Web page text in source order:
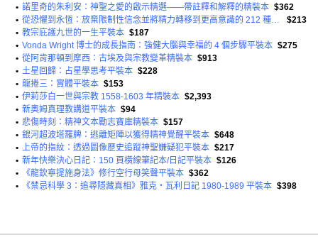
• 諾里奇的朱利安：神聖之愛的啟示精選——帶註釋和解釋的精裝本 $362
•
從恐懼到永恆：放棄限制性信念並將精力轉移到更高意識的 212 種方法生活平裝本
$213
• 教宗庇護九世的一生平裝本 $187
• Vonda Wright 博士的成長指南：強健大腦與幸福的 4 個步驟平裝本 $275
• 從阿肯那頓到摩西：古埃及與宗教變革精裝本 $913
• 土星回歸：占星學思考平裝本 $228
• 龍捲三：實體平裝本 $153
• 伊莉莎白一世與宗教 1558-1603 年精裝本 $2,393
• 新奧姆真理教講道平裝本 $94
• 悲傷時刻：精神文本勵志寶庫精裝本 $157
• 銀河超波塔羅牌：逃離矩陣以獲得精神覺醒平裝本 $648
• 上帝的指紋：透過圖像歷史追蹤神聖嫌疑犯平裝本 $217
• 新年快樂決心日記：150 頁橫線筆記本/日記平裝本 $126
•
《龍欽寧提施身法》修行空行母笑聲平裝本 $362
•
《禁忌科學 3：追尋隱藏真相》雅克‧瓦利日記 1980-1989 平裝本 $398